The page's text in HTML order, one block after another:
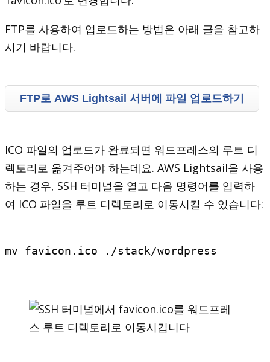
FTP를 사용하여 업로드하는 방법은 아래 글을 참고하
시기 바랍니다.
FTP로 AWS Lightsail 서버에 파일 업로드하기
ICO 파일의 업로드가 완료되면 워드프레스의 루트 디
렉토리로 옮겨주어야 하는데요. AWS Lightsail을 사용
하는 경우, SSH 터미널을 열고 다음 명령어를 입력하
여 ICO 파일을 루트 디렉토리로 이동시킬 수 있습니다:
mv favicon.ico ./stack/wordpress